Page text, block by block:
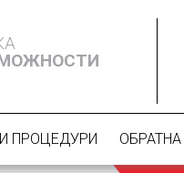
ПРОЦЕДУРИ